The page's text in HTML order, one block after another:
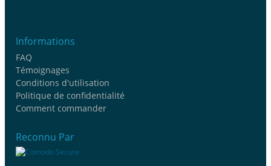
Informations
FAQ
Témoignages
Conditions d'utilisation
Politique de confidentialité
Comment commander
Reconnu Par